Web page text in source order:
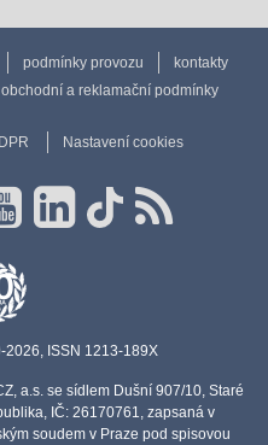
podmínky provozu
kontakty
obchodní a reklamační podmínky
Nastavení cookies
2026, ISSN 1213-189X
a.s. se sídlem Dušní 907/10, Staré
IČ: 26170761, zapsaná v
soudem v Praze pod spisovou